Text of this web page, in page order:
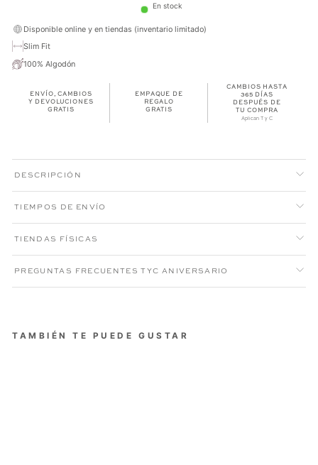
En stock
Disponible online y en tiendas (inventario limitado)
Slim Fit
100% Algodón
ENVÍO, CAMBIOS
Y DEVOLUCIONES
GRATIS
EMPAQUE DE
REGALO
GRATIS
CAMBIOS HASTA
365 DÍAS
DESPUÉS DE
TU COMPRA
Aplican T y C
DESCRIPCIÓN
TIEMPOS DE ENVÍO
TIENDAS FÍSICAS
PREGUNTAS FRECUENTES TYC ANIVERSARIO
TAMBIÉN TE PUEDE GUSTAR